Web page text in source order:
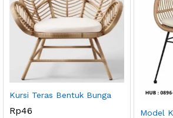
Kursi Teras Bentuk Bunga
Rp46 Model